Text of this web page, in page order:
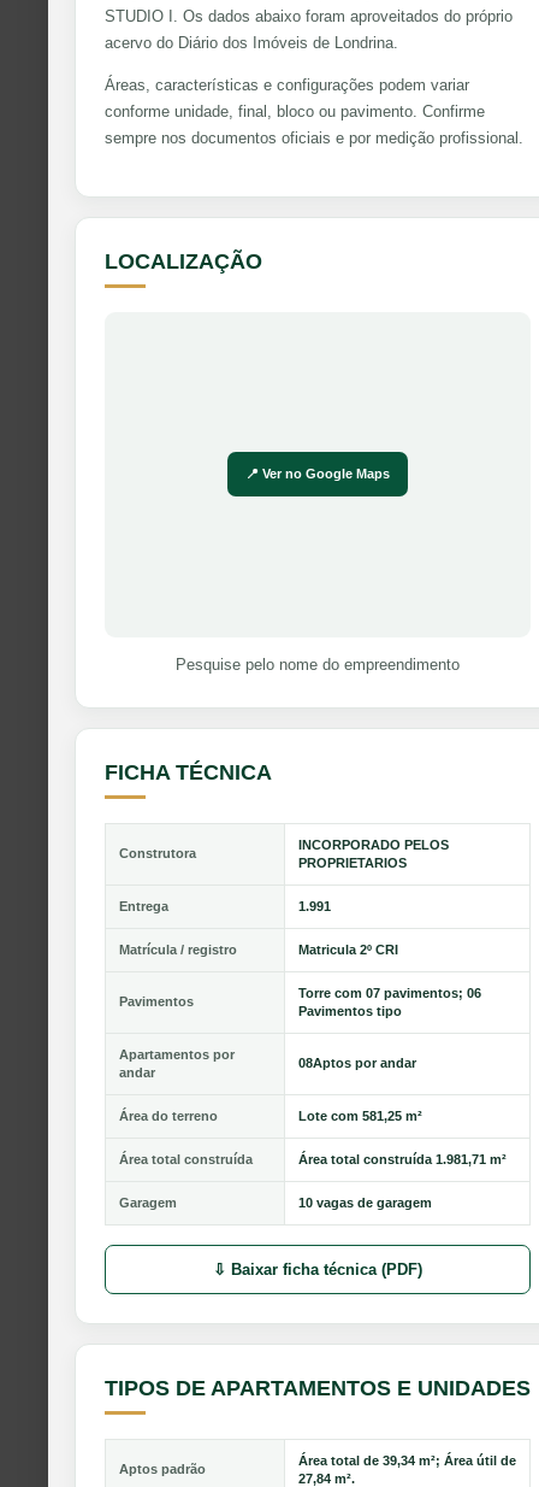
STUDIO I. Os dados abaixo foram aproveitados do próprio
acervo do Diário dos Imóveis de Londrina.
Áreas, características e configurações podem variar
conforme unidade, final, bloco ou pavimento. Confirme
sempre nos documentos oficiais e por medição profissional.
LOCALIZAÇÃO
📍 Ver no Google Maps
Pesquise pelo nome do empreendimento
FICHA TÉCNICA
Construtora
INCORPORADO PELOS
PROPRIETARIOS
Entrega 1.991
Matrícula / registro Matricula 2º CRI
Pavimentos
Torre com 07 pavimentos; 06
Pavimentos tipo
Apartamentos por
andar
08Aptos por andar
Área do terreno Lote com 581,25 m²
Área total construída Área total construída 1.981,71 m²
Garagem 10 vagas de garagem
⇩ Baixar ficha técnica (PDF)
TIPOS DE APARTAMENTOS E UNIDADES
Aptos padrão
Área total de 39,34 m²; Área útil de
27,84 m².